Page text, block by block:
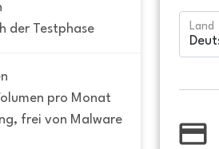
der Testphase
pro Monat
frei von Malware
Land